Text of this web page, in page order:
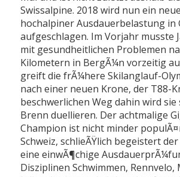
Swissalpine. 2018 wird nun ein
hochalpiner Ausdauerbelastung in
aufgeschlagen. Im Vorjahr musste
mit gesundheitlichen Problemen
Kilometern in BergÃ¼n vorzeitig
greift die frÃ¼here Skilanglauf-
nach einer neuen Krone, der T88-
beschwerlichen Weg dahin wird sie
Brenn duellieren. Der achtmalige
Champion ist nicht minder
Schweiz, schlieÃŸlich begeistert
eine einwÃ¶chige
Disziplinen Schwimmen,